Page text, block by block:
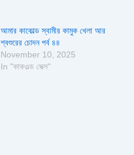
আমার কাকোল্ড স্বামীর কামুক খেলা আর
শ্বশুরের চোদন পর্ব ৪৪
November 10, 2025
In "কাকওল্ড সেক্স"